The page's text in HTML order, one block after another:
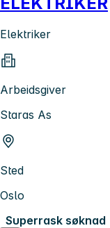
Elektriker
Arbeidsgiver
Staras As
Sted
Oslo
Superrask søknad